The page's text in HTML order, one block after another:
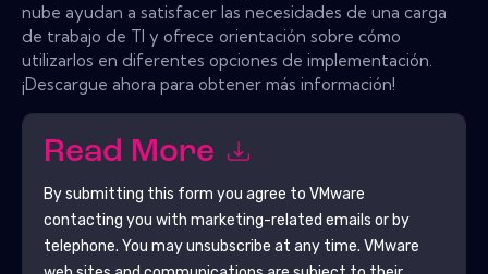
nube ayudan a satisfacer las necesidades de una carga
de trabajo de TI y ofrece orientación sobre cómo
utilizarlos en diferentes opciones de implementación.
¡Descargue ahora para obtener más información!
Read More
By submitting this form you agree to VMware
contacting you with marketing-related emails or by
telephone. You may unsubscribe at any time. VMware